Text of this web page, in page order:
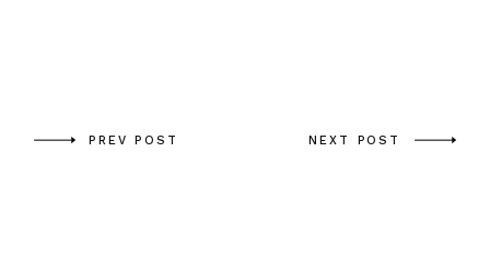
PREV POST NEXT POST